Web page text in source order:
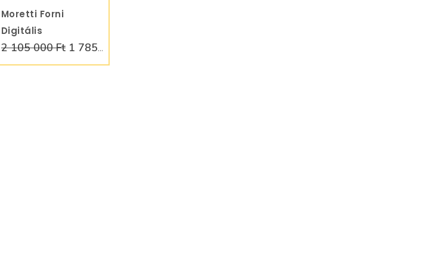
Moretti Forni
Digitális
pizzakemence
6+6x32
2 105 000 Ft1 785 000 Ft